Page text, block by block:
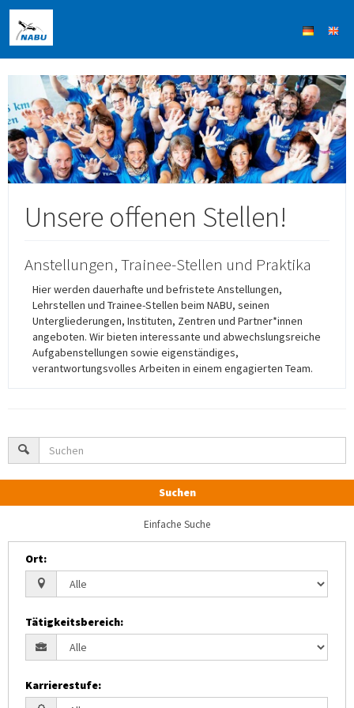
Unsere offenen Stellen!
Anstellungen, Trainee-Stellen und Praktika
Hier werden dauerhafte und befristete Anstellungen,
Lehrstellen und Trainee-Stellen beim NABU, seinen
Untergliederungen, Instituten, Zentren und Partner*innen
angeboten. Wir bieten interessante und abwechslungsreiche
Aufgabenstellungen sowie eigenständiges,
verantwortungsvolles Arbeiten in einem engagierten Team.
Suchen
Einfache Suche
Ort:
Tätigkeitsbereich:
Karrierestufe: